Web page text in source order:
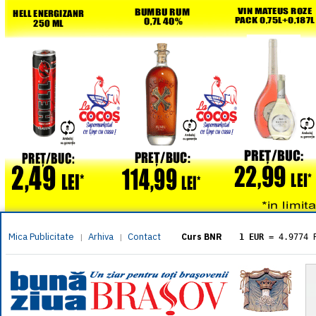
Mica Publicitate | Arhiva | Contact Curs BNR 1 EUR = 4.9774
= 5.8304
1 XAU= 464.4611
1 AED= 1.1933
1 AUD= 2.7957
1 BGN= 2.5449